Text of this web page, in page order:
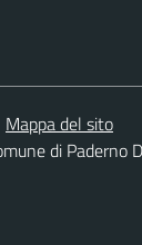
Mappa del sito
di Paderno